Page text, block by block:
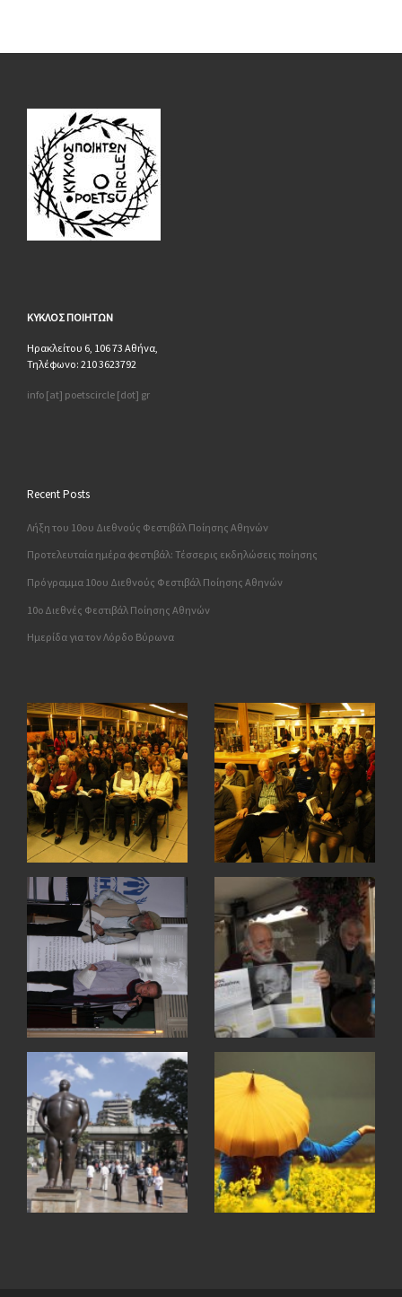
ΚΥΚΛΟΣ ΠΟΙΗΤΩΝ
Ηρακλείτου 6, 106 73 Αθήνα,
Τηλέφωνο: 210 3623792
info [at] poetscircle [dot] gr
Recent Posts
Λήξη του 10ου Διεθνούς Φεστιβάλ Ποίησης Αθηνών
Προτελευταία ημέρα φεστιβάλ: Τέσσερις εκδηλώσεις ποίησης
Πρόγραμμα 10ου Διεθνούς Φεστιβάλ Ποίησης Αθηνών
10o Διεθνές Φεστιβάλ Ποίησης Αθηνών
Ημερίδα για τον Λόρδο Βύρωνα